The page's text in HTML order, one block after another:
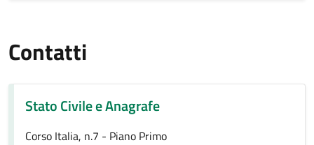
Contatti
Stato Civile e Anagrafe
Corso Italia, n.7 - Piano Primo